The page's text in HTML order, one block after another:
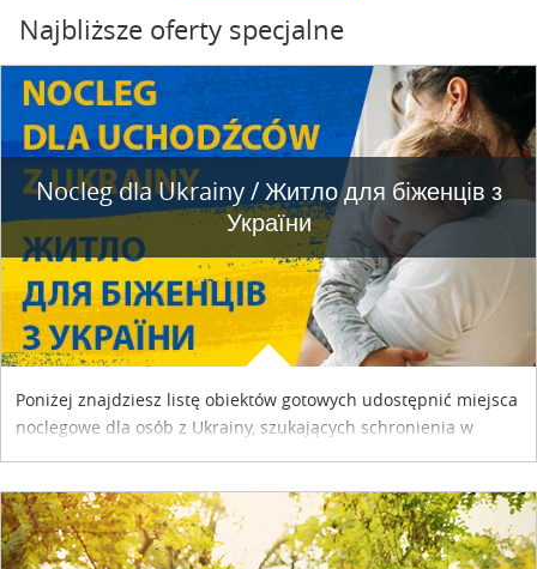
Najbliższe oferty specjalne
Nocleg dla Ukrainy / Житло для бiженцiв з
України
Poniżej znajdziesz listę obiektów gotowych udostępnić miejsca
noclegowe dla osób z Ukrainy, szukających schronienia w